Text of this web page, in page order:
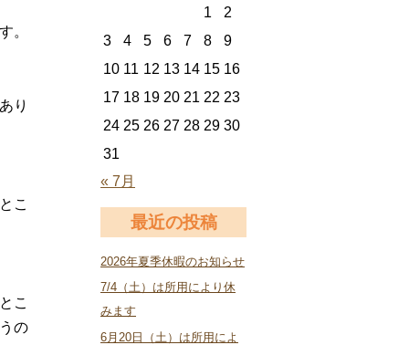
1
2
3
4 5 6 7 8
9
10 11 12 13 14 15 16
17 18 19 20 21 22 23
24 25 26 27 28 29 30
31
« 7月
最近の投稿
2026年夏季休暇のお知らせ
7/4（土）は所用により休
みます
6月20日（土）は所用によ
。
り
こ
こ
の